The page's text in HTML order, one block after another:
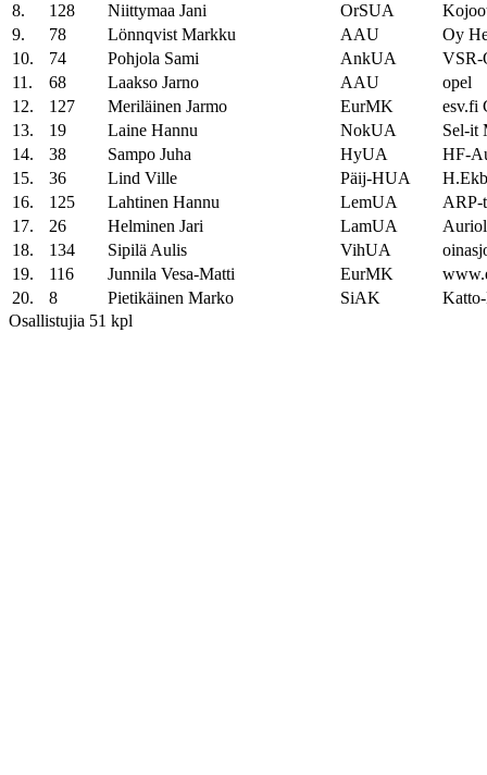
8.
128 Niittymaa Jani OrSUA
9.
78 Lönnqvist Markku AAU
Oy
10.
74 Pohjola Sami AnkUA
VSR-
11.
68 Laakso Jarno AAU
opel
12.
127 Meriläinen Jarmo EurMK
esv.fi
13.
19 Laine Hannu NokUA
Sel-it
14.
38 Sampo Juha HyUA
HF-
15.
36 Lind Ville Päij-HUA
16.
125 Lahtinen Hannu LemUA
ARP-
17.
26 Helminen Jari LamUA
18.
134 Sipilä Aulis VihUA
19.
116 Junnila Vesa-Matti EurMK
20.
8 Pietikäinen Marko SiAK
Osallistujia 51 kpl